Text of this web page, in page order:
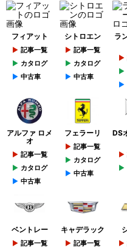
フィアット
記事一覧
カタログ
中古車
シトロエン
記事一覧
カタログ
中古車
ラ
アルファ ロメ
オ
記事一覧
カタログ
中古車
フェラーリ
記事一覧
カタログ
中古車
DS
ベントレー
記事一覧
キャデラック
記事一覧